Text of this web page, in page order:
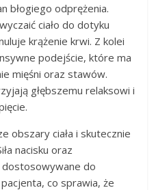
błogiego odprężenia.
ciało do dotyku
krążenie krwi. Z kolei
podejście, które ma
mięśni oraz stawów.
głębszemu relaksowi i
obszary ciała i skutecznie
nacisku oraz
do
co sprawia, że